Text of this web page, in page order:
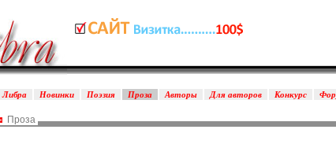
Либра Новинки Поэзия Проза Авторы Для авторов Конкурс
Проза